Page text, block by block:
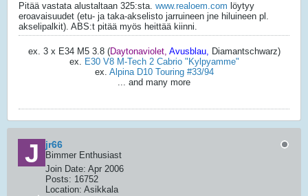
Pitää vastata alustaltaan 325:sta. www.realoem.com löytyy
eroavaisuudet (etu- ja taka-akselisto jarruineen jne hiluineen pl.
akselipalkit). ABS:t pitää myös heittää kiinni.
ex. 3 x E34 M5 3.8 (Daytonaviolet, Avusblau, Diamantschwarz)
ex. E30 V8 M-Tech 2 Cabrio "Kylpyamme"
ex. Alpina D10 Touring #33/94
... and many more
jr66
Bimmer Enthusiast
Join Date: Apr 2006
Posts: 16752
Location: Asikkala